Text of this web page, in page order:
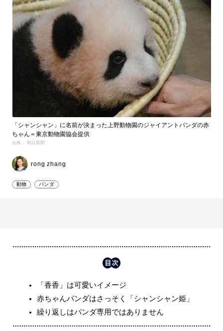
「シャンシャン」に名前が決まった上野動物園のジャイアントパンダの赤
ちゃん＝東京動物園協会提供
出典： 朝日新聞
rong zhang
動物 パンダ
「香香」は可愛いイメージ
赤ちゃんパンダはさっそく「シャンシャン姫」
繰り返しはパンダ専用ではありません